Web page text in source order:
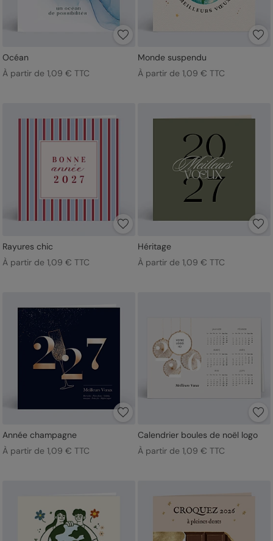
Océan
À partir de 1,09 € TTC
Monde suspendu
À partir de 1,09 € TTC
Rayures chic
À partir de 1,09 € TTC
Héritage
À partir de 1,09 € TTC
Année champagne
À partir de 1,09 € TTC
Calendrier boules de noël logo
À partir de 1,09 € TTC